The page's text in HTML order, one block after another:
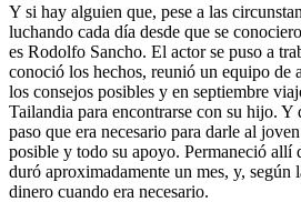
Y si hay alguien que, pese a las
luchando cada día desde que se
es Rodolfo Sancho. El actor se puso a
conoció los hechos, reunió un equipo de
los consejos posibles y en septiembre
Tailandia para encontrarse con su hijo. Y
paso que era necesario para darle al
posible y todo su apoyo. Permaneció allí
duró aproximadamente un mes, y, según
dinero cuando era necesario.